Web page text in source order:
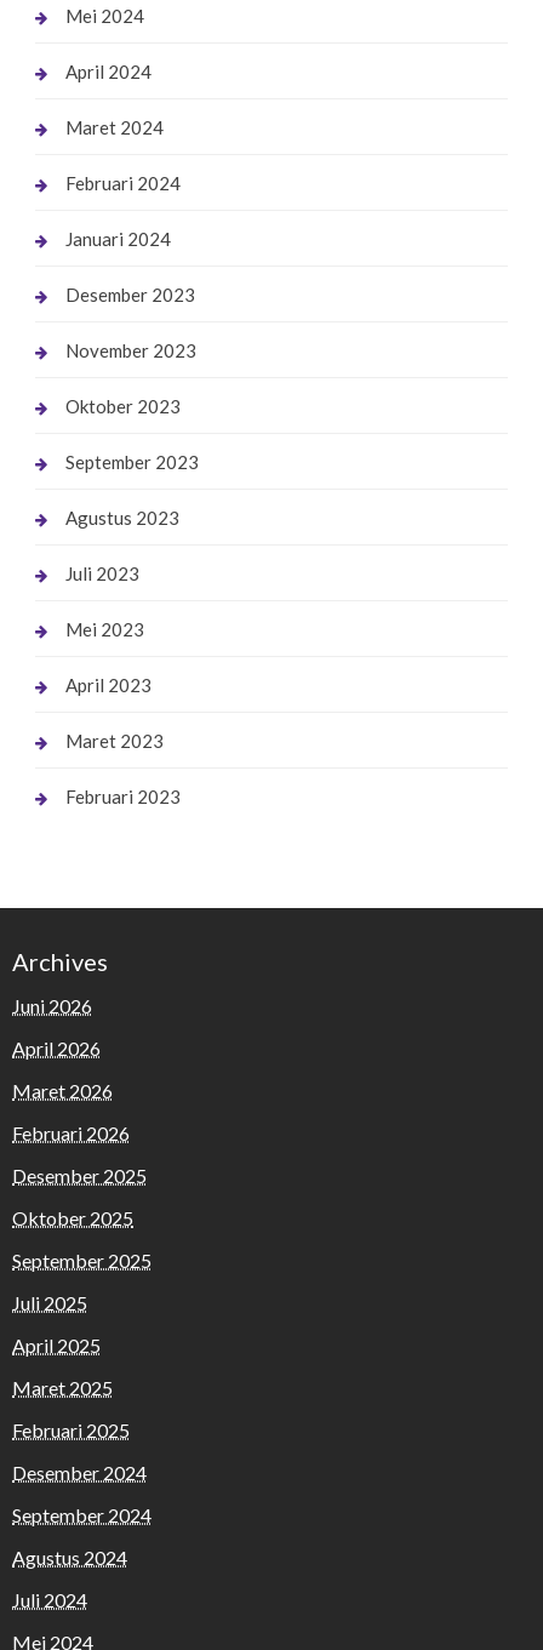
Mei 2024
April 2024
Maret 2024
Februari 2024
Januari 2024
Desember 2023
November 2023
Oktober 2023
September 2023
Agustus 2023
Juli 2023
Mei 2023
April 2023
Maret 2023
Februari 2023
Archives
Juni 2026
April 2026
Maret 2026
Februari 2026
Desember 2025
Oktober 2025
September 2025
Juli 2025
April 2025
Maret 2025
Februari 2025
Desember 2024
September 2024
Agustus 2024
Juli 2024
Mei 2024